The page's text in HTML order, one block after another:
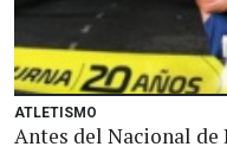
ATLETISMO
Antes del Nacional de